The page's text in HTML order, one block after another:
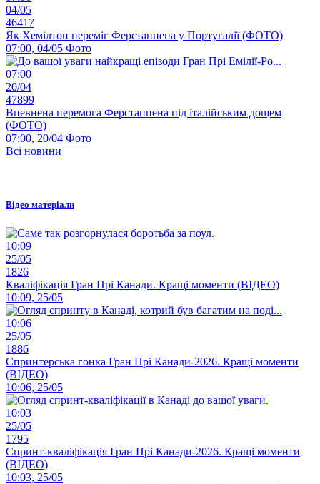
04/05
46417
Як Хемілтон переміг Ферстаппена у Португалії (ФОТО)
07:00, 04/05 Фото
07:00
20/04
47899
Впевнена перемога Ферстаппена під італійським дощем
(ФОТО)
07:00, 20/04 Фото
Всі новини
Відео матеріали
10:09
25/05
1826
Кваліфікація Гран Прі Канади. Кращі моменти (ВІДЕО)
10:09, 25/05
10:06
25/05
1886
Спринтерська гонка Гран Прі Канади-2026. Кращі моменти
(ВІДЕО)
10:06, 25/05
10:03
25/05
1795
Спринт-кваліфікація Гран Прі Канади-2026. Кращі моменти
(ВІДЕО)
10:03, 25/05